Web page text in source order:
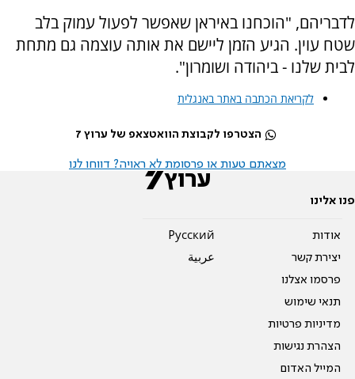
לדבריהם, "הוכחנו באיראן שאפשר לפעול עמוק בלב
שטח עוין. הגיע הזמן ליישם את אותה עוצמה גם מתחת
לבית שלנו - ביהודה ושומרון".
לקריאת הכתבה באתר באנגלית
הצטרפו לקבוצת הוואטצאפ של ערוץ 7
מצאתם טעות או פרסומת לא ראויה? דווחו לנו
פנו אלינו
אודות
יצירת קשר
פרסמו אצלנו
תנאי שימוש
מדיניות פרטיות
הצהרת נגישות
המייל האדום
Pусский
عربية